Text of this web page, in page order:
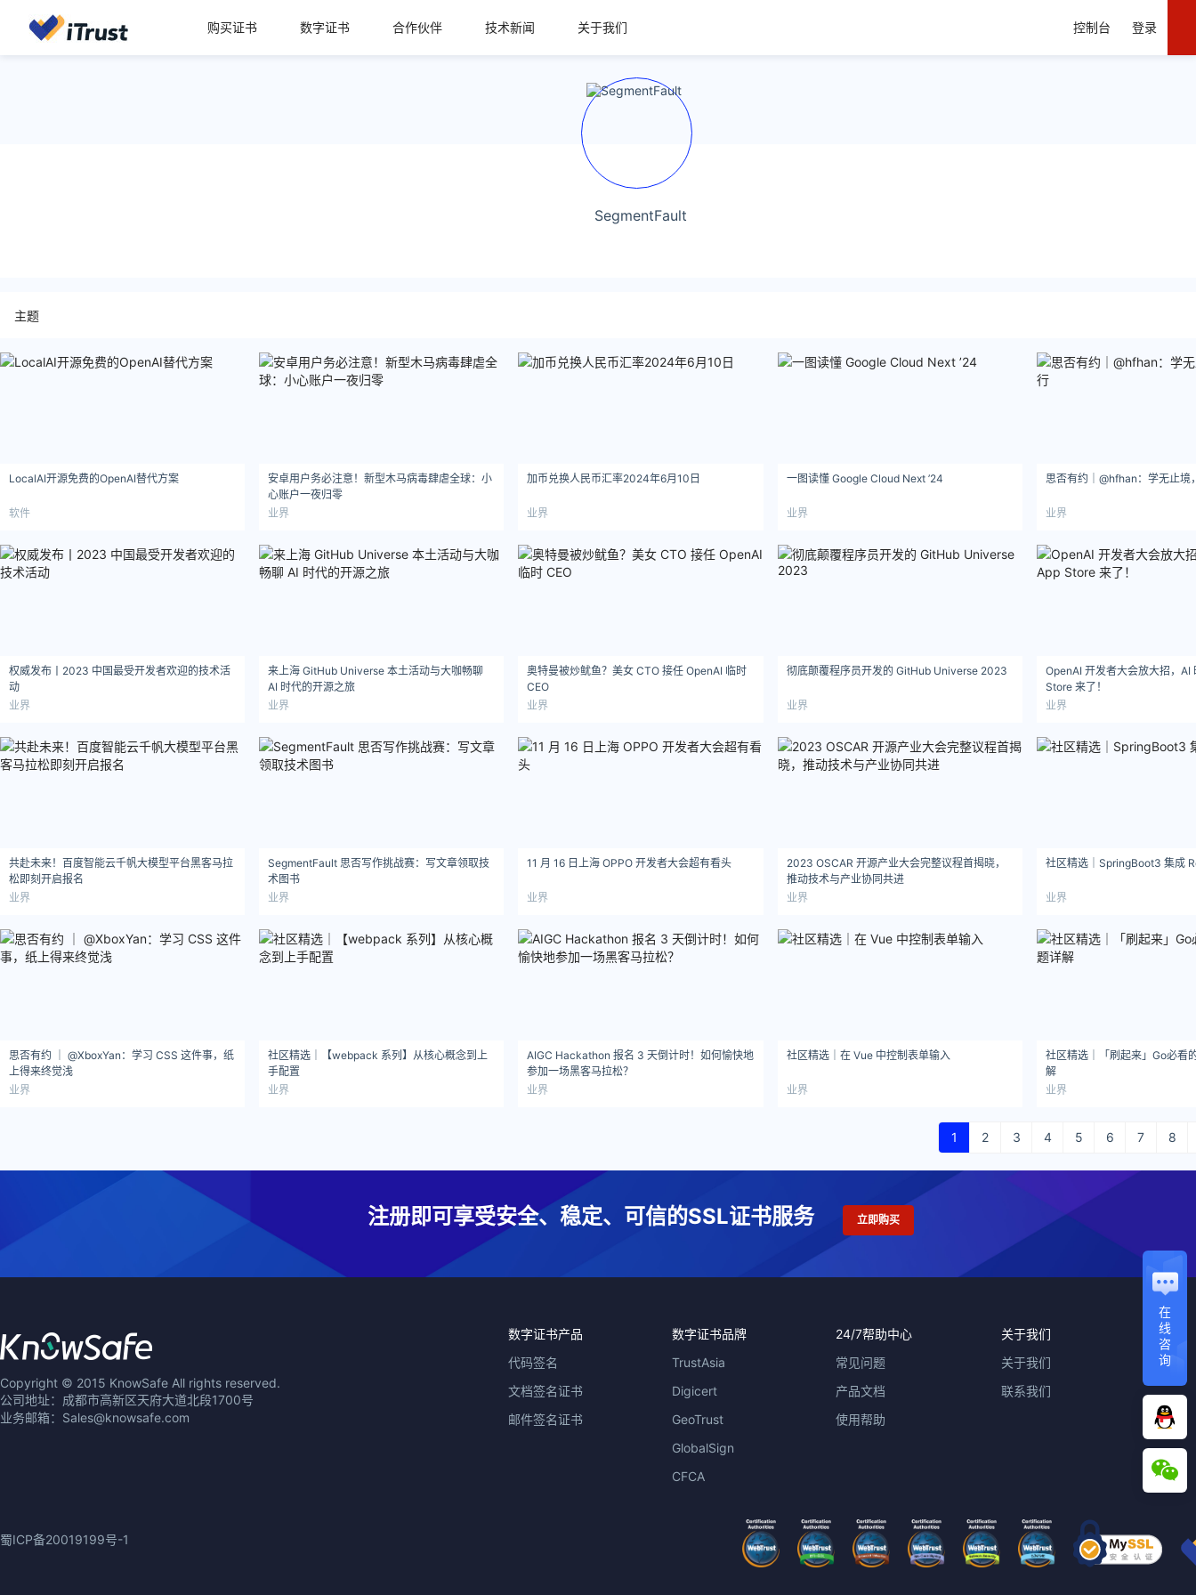
购买证书 数字证书 合作伙伴 技术新闻 关于我们 控制台 登录
SegmentFault
主题
LocalAI开源免费的OpenAI替代方案
软件
安卓用户务必注意！新型木马病毒肆虐全球：小
心账户一夜归零
业界
加币兑换人民币汇率2024年6月10日
业界
一图读懂 Google Cloud Next ’24
业界
思否有约｜@hfhan：学无止境
业界
权威发布丨2023 中国最受开发者欢迎的技术活
动
业界
来上海 GitHub Universe 本土活动与大咖畅聊
AI 时代的开源之旅
业界
奥特曼被炒鱿鱼？美女 CTO 接任 OpenAI 临时
CEO
业界
彻底颠覆程序员开发的 GitHub Universe 2023
业界
OpenAI 开发者大会放大招，AI
Store 来了！
业界
共赴未来！百度智能云千帆大模型平台黑客马拉
松即刻开启报名
业界
SegmentFault 思否写作挑战赛：写文章领取技
术图书
业界
11 月 16 日上海 OPPO 开发者大会超有看头
业界
2023 OSCAR 开源产业大会完整议程首揭晓，
推动技术与产业协同共进
业界
社区精选｜SpringBoot3 集成
业界
思否有约 ｜ @XboxYan：学习 CSS 这件事，纸
上得来终觉浅
业界
社区精选｜【webpack 系列】从核心概念到上
手配置
业界
AIGC Hackathon 报名 3 天倒计时！如何愉快地
参加一场黑客马拉松？
业界
社区精选｜在 Vue 中控制表单输入
业界
社区精选｜「刷起来」Go必看
解
业界
1 2 3 4 5 6 7 8
在
线
咨
询
注册即可享受安全、稳定、可信的SSL证书服务 立即购买
Copyright © 2015 KnowSafe All rights reserved.
公司地址：成都市高新区天府大道北段1700号
业务邮箱：Sales@knowsafe.com
数字证书产品
代码签名
文档签名证书
邮件签名证书
数字证书品牌
TrustAsia
Digicert
GeoTrust
GlobalSign
CFCA
24/7帮助中心
常见问题
产品文档
使用帮助
关于我们
关于我们
联系我们
蜀ICP备20019199号-1